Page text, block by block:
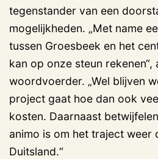
tegenstander van een
mogelijkheden. „Met name
tussen Groesbeek en het
kan op onze steun rekenen“,
woordvoerder. „Wel blijven
project gaat hoe dan ook
kosten. Daarnaast
animo is om het traject weer
Duitsland.“